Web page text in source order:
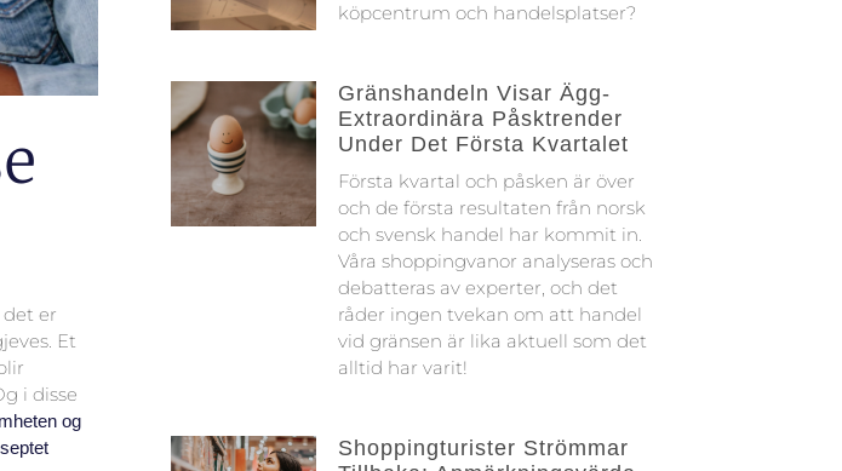
er
Et
i disse
og
köpcentrum och handelsplatser?
Gränshandeln Visar Ägg-
Extraordinära Påsktrender
Under Det Första Kvartalet
Första kvartal och påsken är över
och de första resultaten från norsk
och svensk handel har kommit in.
Våra shoppingvanor analyseras och
debatteras av experter, och det
råder ingen tvekan om att handel
vid gränsen är lika aktuell som det
alltid har varit!
Shoppingturister Strömmar